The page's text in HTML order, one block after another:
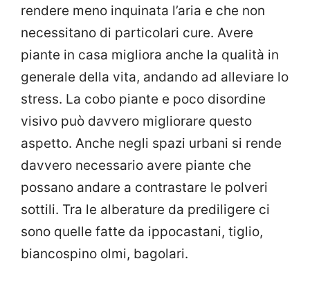
rendere meno inquinata l’aria e che non
necessitano di particolari cure. Avere
piante in casa migliora anche la qualità in
generale della vita, andando ad alleviare lo
stress. La cobo piante e poco disordine
visivo può davvero migliorare questo
aspetto. Anche negli spazi urbani si rende
davvero necessario avere piante che
possano andare a contrastare le polveri
sottili. Tra le alberature da prediligere ci
sono quelle fatte da ippocastani, tiglio,
biancospino olmi, bagolari.